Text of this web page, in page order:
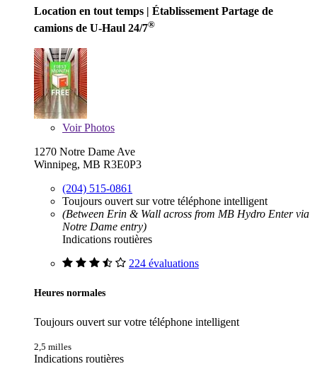
Location en tout temps | Établissement Partage de
camions de U-Haul 24/7®
VoirPhotos
1270 Notre Dame Ave
Winnipeg, MB R3E0P3
(204) 515-0861
Toujours ouvert sur votre téléphone intelligent
(Between Erin & Wall across from MB Hydro Enter via
Notre Dame entry)
Indications routières
224 évaluations
Heures normales
Toujours ouvert sur votre téléphone intelligent
2,5 milles
Indications routières